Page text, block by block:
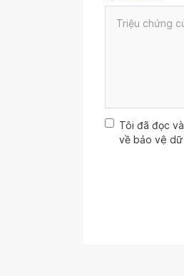
Tôi đã đọc
về bảo vệ dữ